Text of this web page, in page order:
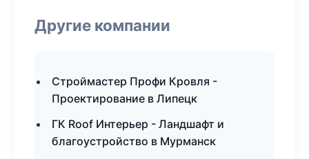
Другие компании
Строймастер Профи Кровля -
Проектирование в Липецк
ГК Roof Интерьер - Ландшафт и
благоустройство в Мурманск